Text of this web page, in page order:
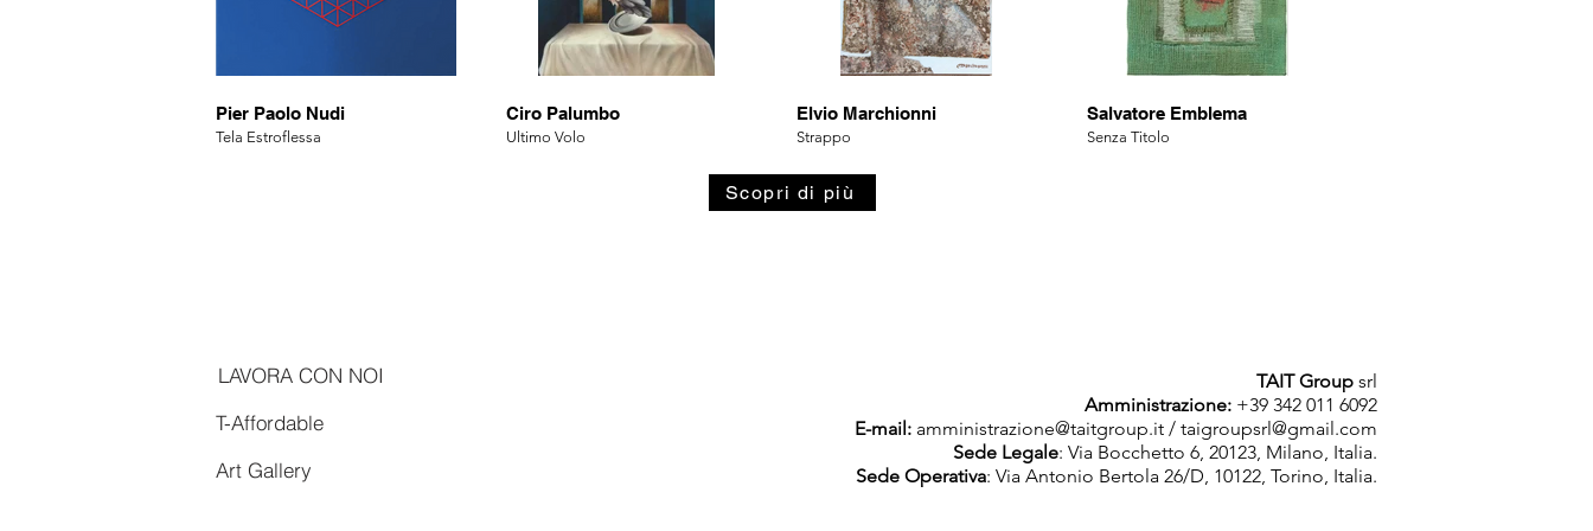
Pier Paolo Nudi
Tela Estroflessa
Ciro Palumbo
Ultimo Volo
Elvio Marchionni
Strappo
Salvatore Emblema
Senza Titolo
Scopri di più
LAVORA CON NOI
T-Affordable
Art Gallery
TAIT Group srl
Amministrazione: +39 342 011 6092
E-mail: amministrazione@taitgroup.it / taigroupsrl@gmail.com
Sede Legale: Via Bocchetto 6, 20123, Milano, Italia.
Sede Operativa: Via Antonio Bertola 26/D, 10122, Torino, Italia.